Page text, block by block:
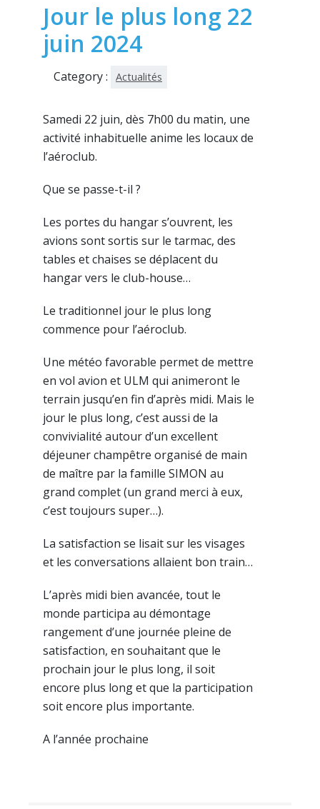
Jour le plus long 22
juin 2024
Category : Actualités
Samedi 22 juin, dès 7h00 du matin, une
activité inhabituelle anime les locaux de
l’aéroclub.
Que se passe-t-il ?
Les portes du hangar s’ouvrent, les
avions sont sortis sur le tarmac, des
tables et chaises se déplacent du
hangar vers le club-house…
Le traditionnel jour le plus long
commence pour l’aéroclub.
Une météo favorable permet de mettre
en vol avion et ULM qui animeront le
terrain jusqu’en fin d’après midi. Mais le
jour le plus long, c’est aussi de la
convivialité autour d’un excellent
déjeuner champêtre organisé de main
de maître par la famille SIMON au
grand complet (un grand merci à eux,
c’est toujours super…).
La satisfaction se lisait sur les visages
et les conversations allaient bon train…
L’après midi bien avancée, tout le
monde participa au démontage
rangement d’une journée pleine de
satisfaction, en souhaitant que le
prochain jour le plus long, il soit
encore plus long et que la participation
soit encore plus importante.
A l’année prochaine